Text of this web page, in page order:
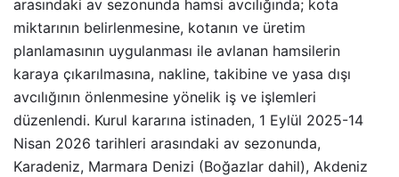
arasındaki av sezonunda hamsi avcılığında; kota
miktarının belirlenmesine, kotanın ve üretim
planlamasının uygulanması ile avlanan hamsilerin
karaya çıkarılmasına, nakline, takibine ve yasa dışı
avcılığının önlenmesine yönelik iş ve işlemleri
düzenlendi. Kurul kararına istinaden, 1 Eylül 2025-14
Nisan 2026 tarihleri arasındaki av sezonunda,
Karadeniz, Marmara Denizi (Boğazlar dahil), Akdeniz